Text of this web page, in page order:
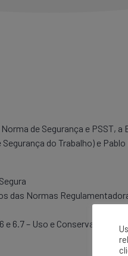
de Segurança e PSST,
do Trabalho) e
das Normas
6.7 – Uso e Conservação do